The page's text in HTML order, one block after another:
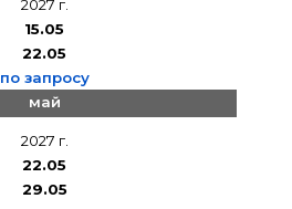
2027 г.
15.05
22.05
по запросу
май
2027 г.
22.05
29.05